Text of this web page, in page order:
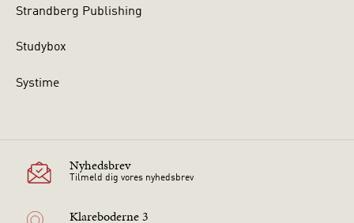
Strandberg Publishing
Studybox
Systime
Nyhedsbrev
Tilmeld dig vores nyhedsbrev
Klareboderne 3